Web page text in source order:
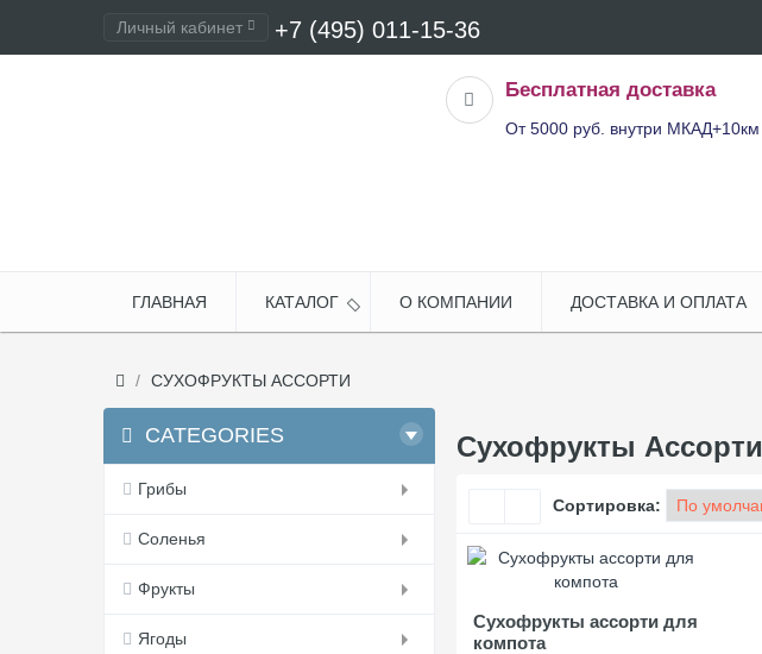
Личный кабинет +7 (495) 011-15-36
Бесплатная доставка
От 5000 руб. внутри МКАД+10км
ГЛАВНАЯ КАТАЛОГ О КОМПАНИИ ДОСТАВКА И ОПЛАТА
СУХОФРУКТЫ АССОРТИ
CATEGORIES
Грибы
Соленья
Фрукты
Ягоды
Сухофрукты Ассорти
Сортировка:
Сухофрукты ассорти для
компота